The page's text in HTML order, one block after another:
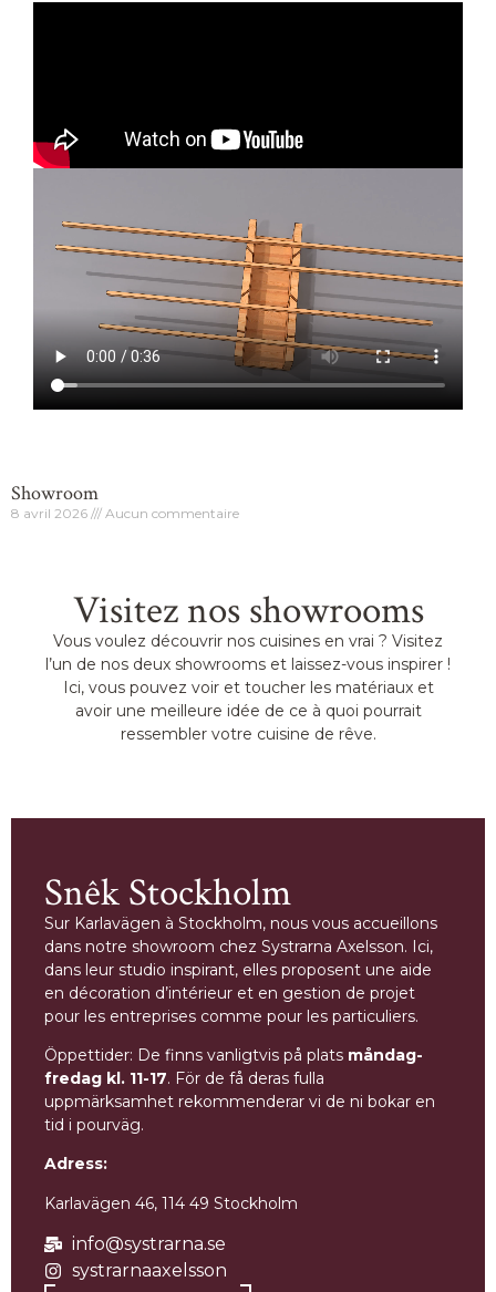
Showroom
8 avril 2026 Aucun commentaire
Visitez nos showrooms
Vous voulez découvrir nos cuisines en vrai ? Visitez
l’un de nos deux showrooms et laissez-vous inspirer !
Ici, vous pouvez voir et toucher les matériaux et
avoir une meilleure idée de ce à quoi pourrait
ressembler votre cuisine de rêve.
Snêk Stockholm
Sur Karlavägen à Stockholm, nous vous accueillons
dans notre showroom chez Systrarna Axelsson. Ici,
dans leur studio inspirant, elles proposent une aide
en décoration d’intérieur et en gestion de projet
pour les entreprises comme pour les particuliers.
Öppettider: De finns vanligtvis på plats måndag-
fredag kl. 11-17. För de få deras fulla
uppmärksamhet rekommenderar vi de ni bokar en
tid i pourväg.
Adress:
Karlavägen 46, 114 49 Stockholm
info@systrarna.se
systrarnaaxelsson